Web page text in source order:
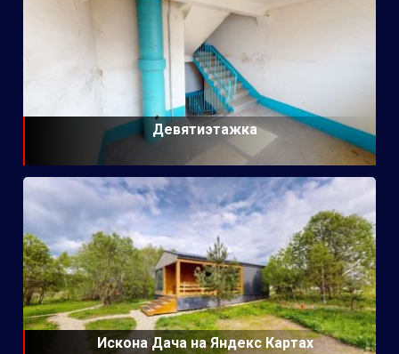
Девятиэтажка
Искона Дача на Яндекс Картах